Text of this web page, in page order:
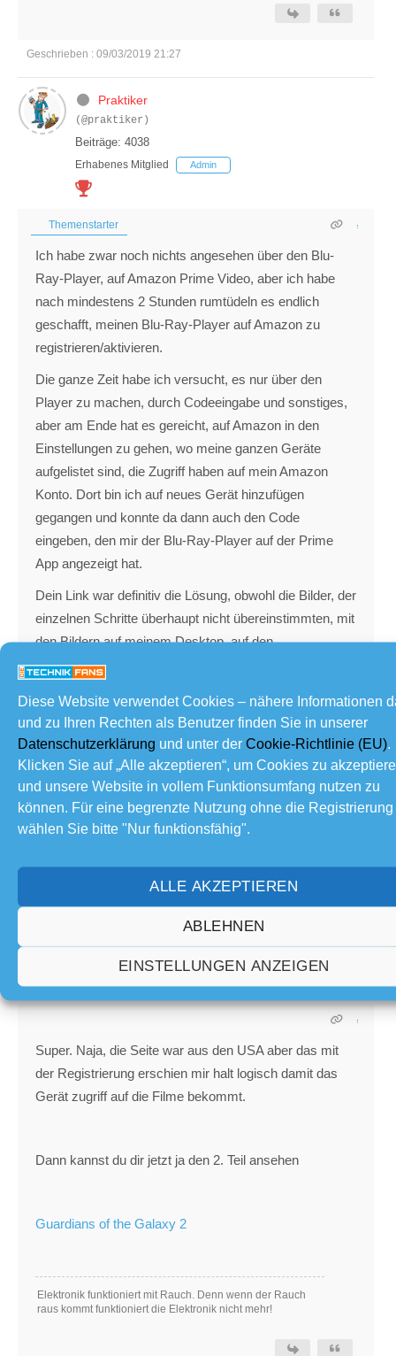
Diese Website verwendet Cookies – nähere Informationen
und zu Ihren Rechten als Benutzer finden Sie in unserer
Datenschutzerklärung und unter der Cookie-Richtlinie (EU).
Klicken Sie auf „Alle akzeptieren“, um Cookies zu
und unsere Website in vollem Funktionsumfang nutzen zu
können. Für eine begrenzte Nutzung ohne die Registrierung
wählen Sie bitte "Nur funktionsfähig".
ALLE AKZEPTIEREN
ABLEHNEN
EINSTELLUNGEN ANZEIGEN
Geschrieben : 09/03/2019 21:27
Praktiker
(@praktiker)
Beiträge: 4038
Erhabenes Mitglied Admin
Themenstarter
Ich habe zwar noch nichts angesehen über den Blu-
Ray-Player, auf Amazon Prime Video, aber ich habe
nach mindestens 2 Stunden rumtüdeln es endlich
geschafft, meinen Blu-Ray-Player auf Amazon zu
registrieren/aktivieren.
Die ganze Zeit habe ich versucht, es nur über den
Player zu machen, durch Codeeingabe und sonstiges,
aber am Ende hat es gereicht, auf Amazon in den
Einstellungen zu gehen, wo meine ganzen Geräte
aufgelistet sind, die Zugriff haben auf mein Amazon
Konto. Dort bin ich auf neues Gerät hinzufügen
gegangen und konnte da dann auch den Code
eingeben, den mir der Blu-Ray-Player auf der Prime
App angezeigt hat.
Dein Link war definitiv die Lösung, obwohl die Bilder, der
einzelnen Schritte überhaupt nicht übereinstimmten, mit
den Bildern auf meinem Desktop, auf den
entsprechenden Seiten. Zum Schluss bin ich nur noch
mich dann auch zum Ziel führte.
Wlanman (NICHT AKTIV)
Erhabenes Mitglied Mitglied
Super. Naja, die Seite war aus den USA aber das mit
der Registrierung erschien mir halt logisch damit das
Gerät zugriff auf die Filme bekommt.
Dann kannst du dir jetzt ja den 2. Teil ansehen
Guardians of the Galaxy 2
Elektronik funktioniert mit Rauch. Denn wenn der Rauch
raus kommt funktioniert die Elektronik nicht mehr!